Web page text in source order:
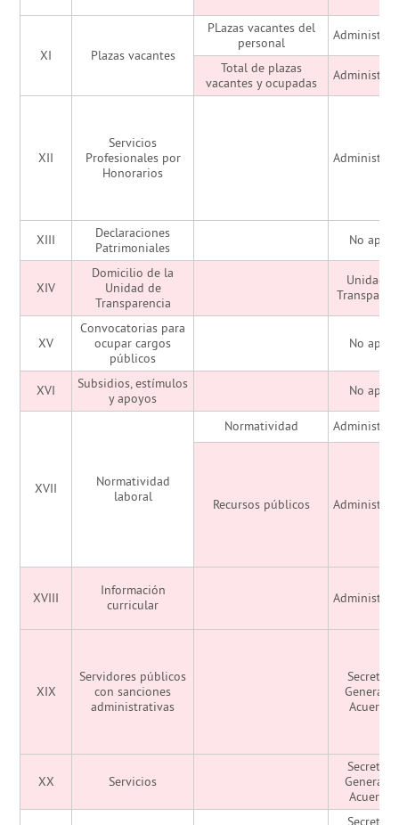
XI Plazas vacantes
PLazas vacantes del
personal
Total de plazas
vacantes y ocupadas
XII
Servicios
Profesionales por
Honorarios
XIII
Declaraciones
Patrimoniales
No aplica
XIV
Domicilio de la
Unidad de
Transparencia
Unidad
XV
Convocatorias para
ocupar cargos
públicos
No aplica
XVI
Subsidios, estímulos
y apoyos
No aplica
XVII
Normatividad
laboral
Normatividad
Recursos públicos
XVIII
Información
curricular
XIX
Servidores públicos
con sanciones
administrativas
General
Acuerdos
XX Servicios
General
Acuerdos